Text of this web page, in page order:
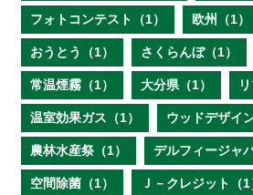
フォトコンテスト（1） 欧州（1）
おうとう（1） さくらんぼ（1）
常温煙霧（1） 大分県（1）
温室効果ガス（1） ウッドデザイ
農林水産祭（1） デルフィージャ
空間除菌（1） Ｊ－クレジット（1